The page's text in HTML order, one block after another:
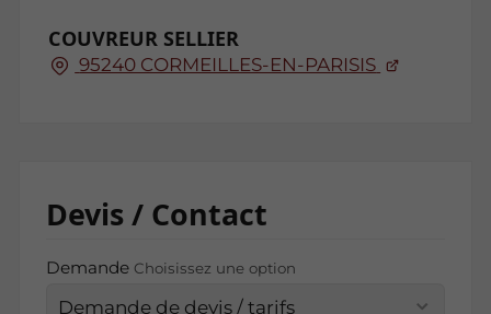
COUVREUR SELLIER
95240 CORMEILLES-EN-PARISIS
Devis / Contact
Demande Choisissez une option